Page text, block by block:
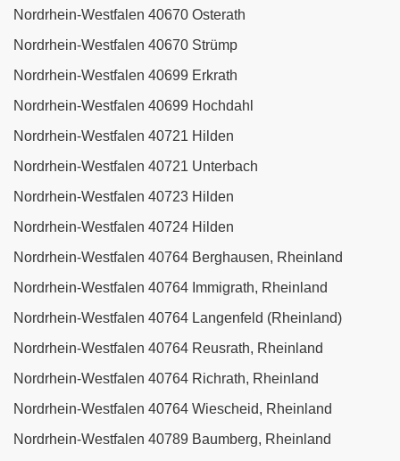
Nordrhein-Westfalen 40670 Osterath
Nordrhein-Westfalen 40670 Strümp
Nordrhein-Westfalen 40699 Erkrath
Nordrhein-Westfalen 40699 Hochdahl
Nordrhein-Westfalen 40721 Hilden
Nordrhein-Westfalen 40721 Unterbach
Nordrhein-Westfalen 40723 Hilden
Nordrhein-Westfalen 40724 Hilden
Nordrhein-Westfalen 40764 Berghausen, Rheinland
Nordrhein-Westfalen 40764 Immigrath, Rheinland
Nordrhein-Westfalen 40764 Langenfeld (Rheinland)
Nordrhein-Westfalen 40764 Reusrath, Rheinland
Nordrhein-Westfalen 40764 Richrath, Rheinland
Nordrhein-Westfalen 40764 Wiescheid, Rheinland
Nordrhein-Westfalen 40789 Baumberg, Rheinland